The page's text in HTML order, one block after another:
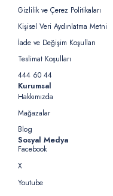
Gizlilik ve Çerez Politikaları
Kişisel Veri Aydınlatma Metni
İade ve Değişim Koşulları
Teslimat Koşulları
444 60 44
Kurumsal
Hakkımızda
Mağazalar
Blog
Sosyal Medya
Facebook
X
Youtube